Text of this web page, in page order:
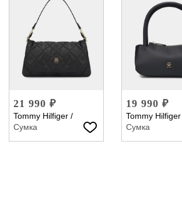
21 990 ₽
Tommy Hilfiger /
Сумка
19 990 ₽
Tommy Hilfiger
Сумка